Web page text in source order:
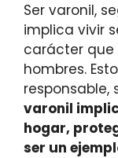
Ser varonil,
implica vivir
carácter que
hombres.
responsable,
varonil
hogar,
ser un